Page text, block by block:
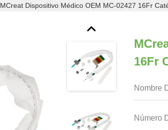
MCreat Dispositivo Médico OEM MC-02427 16Fr
16Fr
Nombre
Número